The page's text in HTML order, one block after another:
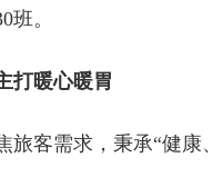
。
打暖心暖胃
旅客需求，秉承“健